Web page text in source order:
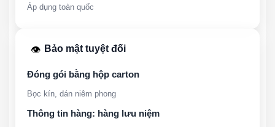
Áp dụng toàn quốc
👁️ Bảo mật tuyệt đối
Đóng gói bằng hộp carton
Bọc kín, dán niêm phong
Thông tin hàng: hàng lưu niệm